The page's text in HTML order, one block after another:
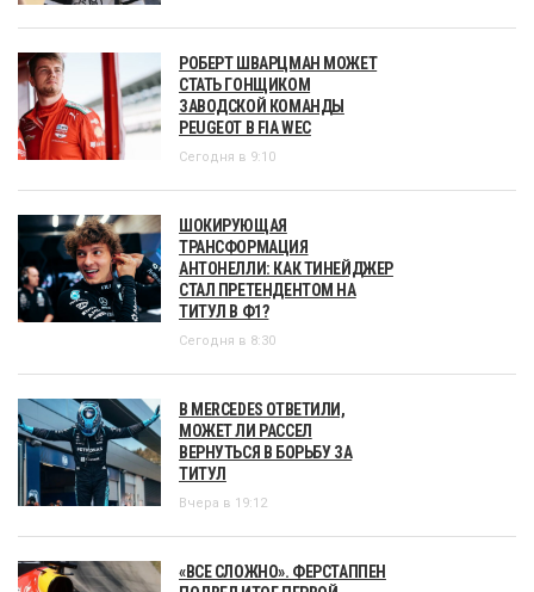
РОБЕРТ ШВАРЦМАН МОЖЕТ
СТАТЬ ГОНЩИКОМ
ЗАВОДСКОЙ КОМАНДЫ
PEUGEOT В FIA WEC
Сегодня в 9:10
ШОКИРУЮЩАЯ
ТРАНСФОРМАЦИЯ
АНТОНЕЛЛИ: КАК ТИНЕЙДЖЕР
СТАЛ ПРЕТЕНДЕНТОМ НА
ТИТУЛ В Ф1?
Сегодня в 8:30
В MERCEDES ОТВЕТИЛИ,
МОЖЕТ ЛИ РАССЕЛ
ВЕРНУТЬСЯ В БОРЬБУ ЗА
ТИТУЛ
Вчера в 19:12
«ВСЕ СЛОЖНО». ФЕРСТАППЕН